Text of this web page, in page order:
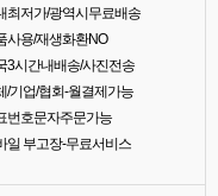
최저가/광역시무료배송
사용/재생화환NO
3시간내배송/사진전송
/기업/협회-월결제가능
번호문자주문가능
일 부고장-무료서비스